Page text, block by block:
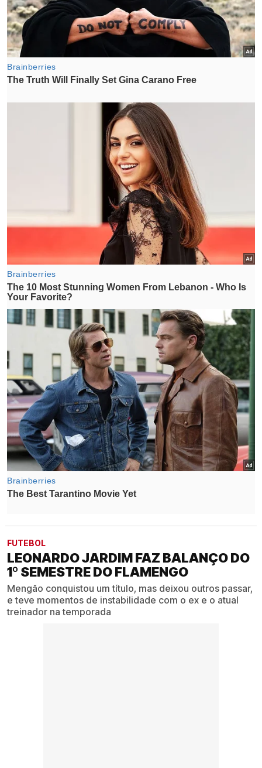
FUTEBOL
LEONARDO JARDIM FAZ BALANÇO DO
1º SEMESTRE DO FLAMENGO
Mengão conquistou um título, mas deixou outros passar,
e teve momentos de instabilidade com o ex e o atual
treinador na temporada